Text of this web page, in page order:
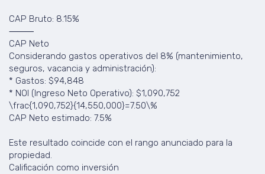
CAP Bruto: 8.15%
⸻
CAP Neto
Considerando gastos operativos del 8% (mantenimiento,
seguros, vacancia y administración):
* Gastos: $94,848
* NOI (Ingreso Neto Operativo): $1,090,752
\frac{1,090,752}{14,550,000}=7.50\%
CAP Neto estimado: 7.5%
Este resultado coincide con el rango anunciado para la
propiedad.
Calificación como inversión